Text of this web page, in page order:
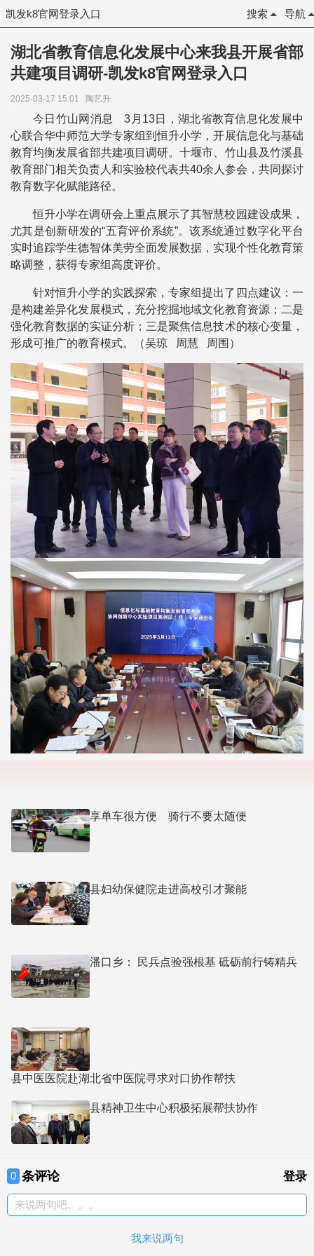
凯发k8官网登录入口 导航
搜索
湖北省教育信息化发展中心来我县开展省部
共建项目调研-凯发k8官网登录入口
2025-03-17 15:01 陶艺升
今日竹山网消息 3月13日，湖北省教育信息化发展中
心联合华中师范大学专家组到恒升小学，开展信息化与基础
教育均衡发展省部共建项目调研。十堰市、竹山县及竹溪县
教育部门相关负责人和实验校代表共40余人参会，共同探讨
教育数字化赋能路径。
恒升小学在调研会 上重点展示了其智慧校园建设成果，
尤其是创新研发的“五育评价系统”。该系统通过数字化平台
实时追踪学生德智体美劳全面发展数据，实现个性化教育策
略调整，获得专家组高度评价。
针对恒升小学的实践探索，专家组提出了四点建议：一
是构建差异化发展模式，充分挖掘地域文化教育资源；二是
强化教育数据的实证分析；三是聚焦信息技术的核心变量，
形成可推广的教育模式。（吴琼 周慧 周围）
享单车很方便 骑行不要太随便
县妇幼保健院走进高校引才聚能
潘口乡： 民兵点验强根基 砥砺前行铸精兵​
县中医医院赴湖北省中医院寻求对口协作帮扶
县精神卫生中心积极拓展帮扶协作
0 条评论 登录
来说两句吧。。。
我来说两句